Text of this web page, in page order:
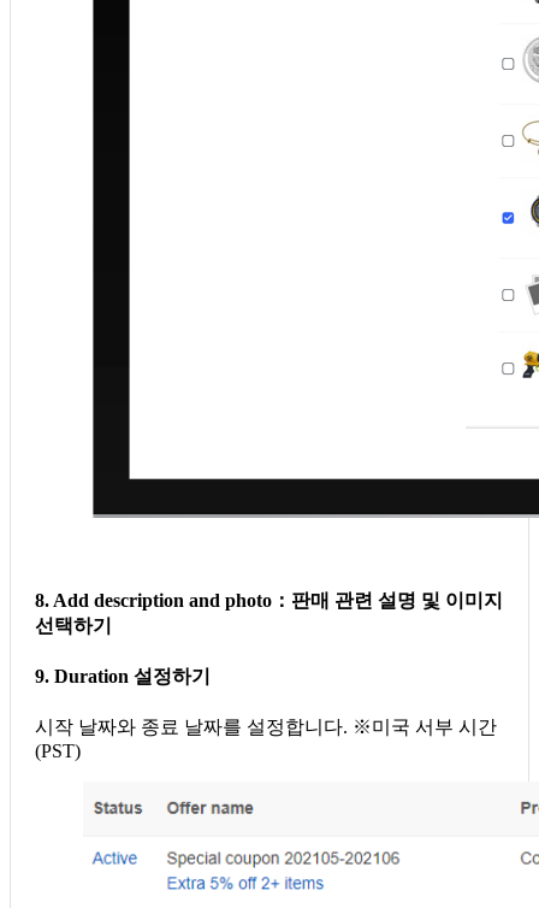
8. Add description and photo：판매 관련 설명 및 이미지
선택하기
9. Duration 설정하기
시작 날짜와 종료 날짜를 설정합니다. ※미국 서부 시간
(PST)